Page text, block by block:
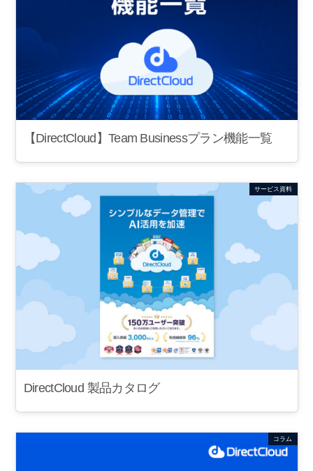
【DirectCloud】Team Businessプラン機能一覧
サービス資料
DirectCloud 製品カタログ
コラム